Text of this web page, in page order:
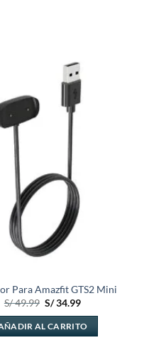
Para Amazfit GTS2 Mini
S/49.99 El
original
era:
S/34.99El
actual
es:
AL CARRITO